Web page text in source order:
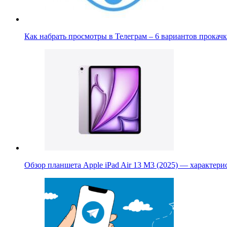
Как набрать просмотры в Телеграм – 6 вариантов
Обзор планшета Apple iPad Air 13 M3 (2025) —